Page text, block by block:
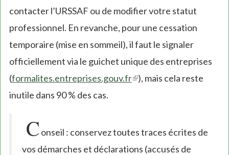
contacter l’URSSAF ou de modifier votre statut
professionnel. En revanche, pour une cessation
temporaire (mise en sommeil), il faut le signaler
officiellement via le guichet unique des entreprises
(formalites.entreprises.gouv.fr(link
), mais cela reste
inutile dans 90 % des cas.
C onseil : conservez toutes traces écrites de
vos démarches et déclarations (accusés de